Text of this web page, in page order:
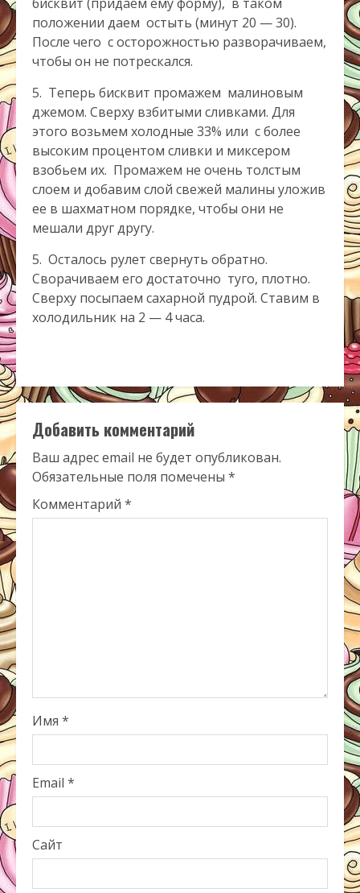
положении даем остыть (минут 20 — 30).
После чего с осторожностью разворачиваем,
чтобы он не потрескался.
5. Теперь бисквит промажем малиновым
джемом. Сверху взбитыми сливками. Для
этого возьмем холодные 33% или с более
высоким процентом сливки и миксером
взобьем их. Промажем не очень толстым
слоем и добавим слой свежей малины уложив
ее в шахматном порядке, чтобы они не
мешали друг другу.
5. Осталось рулет свернуть обратно.
Сворачиваем его достаточно туго, плотно.
Сверху посыпаем сахарной пудрой. Ставим в
холодильник на 2 — 4 часа.
Добавить комментарий
Ваш адрес email не будет опубликован.
Обязательные поля помечены *
Комментарий *
Имя *
Email *
Сайт